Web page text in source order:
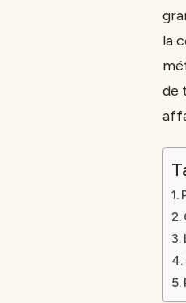
la
de